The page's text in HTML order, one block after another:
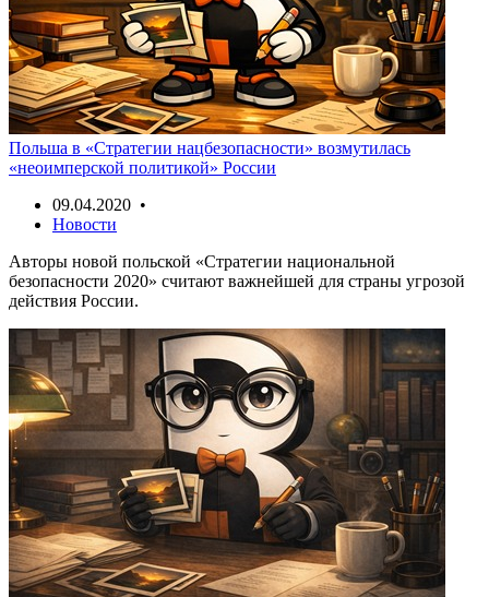
Польша в «Стратегии нацбезопасности» возмутилась
«неоимперской политикой» России
09.04.2020 •
Новости
Авторы новой польской «Стратегии национальной
безопасности 2020» считают важнейшей для страны угрозой
действия России.